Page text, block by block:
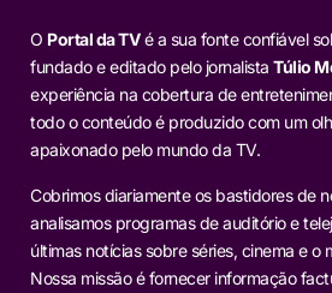
O Portal da TVé a sua fonte confiável
fundado e editado pelo jornalista Túlio
experiência na cobertura de
todo o conteúdo é produzido com um
apaixonado pelo mundo da TV.
Cobrimos diariamente os bastidores de
analisamos programas de auditório e
últimas notícias sobre séries, cinema e o
Nossa missão é fornecer informação